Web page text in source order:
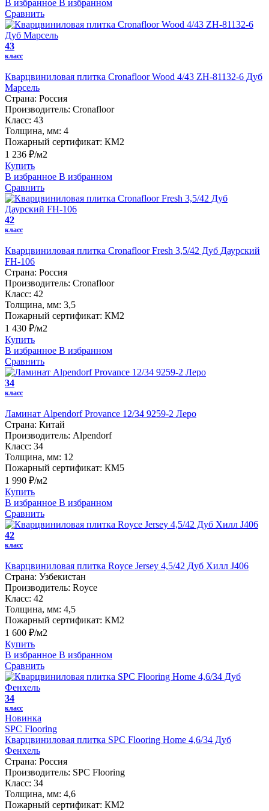
В избранное В избранном
Сравнить
43
класс
Кварцвиниловая плитка Cronafloor Wood 4/43 ZH-81132-6 Дуб
Марсель
Страна: Россия
Производитель: Cronafloor
Класс: 43
Толщина, мм: 4
Пожарный сертификат: КМ2
1 236 ₽/м2
Купить
В избранное В избранном
Сравнить
42
класс
Кварцвиниловая плитка Cronafloor Fresh 3,5/42 Дуб Даурский
FH-106
Страна: Россия
Производитель: Cronafloor
Класс: 42
Толщина, мм: 3,5
Пожарный сертификат: КМ2
1 430 ₽/м2
Купить
В избранное В избранном
Сравнить
34
класс
Ламинат Alpendorf Provance 12/34 9259-2 Леро
Страна: Китай
Производитель: Alpendorf
Класс: 34
Толщина, мм: 12
Пожарный сертификат: КМ5
1 990 ₽/м2
Купить
В избранное В избранном
Сравнить
42
класс
Кварцвиниловая плитка Royce Jersey 4,5/42 Дуб Хилл J406
Страна: Узбекистан
Производитель: Royce
Класс: 42
Толщина, мм: 4,5
Пожарный сертификат: КМ2
1 600 ₽/м2
Купить
В избранное В избранном
Сравнить
34
класс
Новинка
SPC Flooring
Кварцвиниловая плитка SPC Flooring Home 4,6/34 Дуб
Фенхель
Страна: Россия
Производитель: SPC Flooring
Класс: 34
Толщина, мм: 4,6
Пожарный сертификат: КМ2